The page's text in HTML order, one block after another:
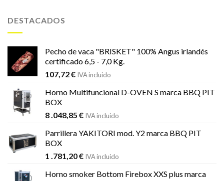
DESTACADOS
Pecho de vaca "BRISKET" 100% Angus irlandés
certificado 6,5 - 7,0 Kg.
107,72€ IVA incluido
Horno Multifuncional D-OVEN S marca BBQ PIT
BOX
8 .048,85 € IVA incluido
Parrillera YAKITORI mod. Y2 marca BBQ PIT
BOX
1 .781,20€ IVA incluido
Horno smoker Bottom Firebox XXS plus marca